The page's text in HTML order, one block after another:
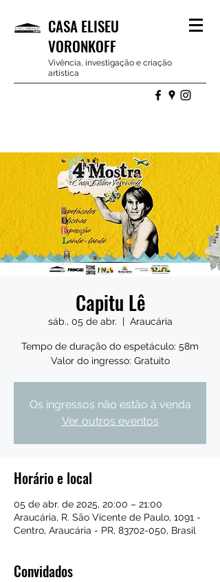
CASA ELISEU
VORONKOFF
Vivência, investigação e criação
artística
Capitu Lê
sáb., 05 de abr.
  |
Araucária
Tempo de duração do espetáculo: 58m
Valor do ingresso: Gratuito
Os ingressos não estão à venda
Ver outros eventos
Horário e local
05 de abr. de 2025, 20:00 – 21:00
Araucária, R. São Vicente de Paulo, 1091 -
Centro, Araucária - PR, 83702-050, Brasil
Convidados